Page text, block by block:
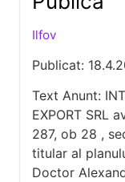
Ilfov
Publicat:
Text Anunt:
EXPORT SRL
287, ob 28 ,
titular al
Doctor